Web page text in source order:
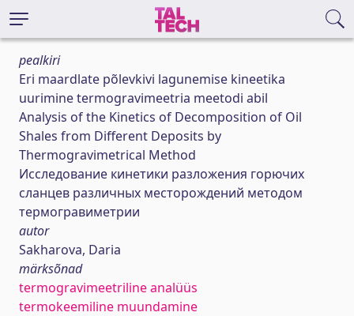
pealkiri
Eri maardlate põlevkivi lagunemise kineetika
uurimine termogravimeetria meetodi abil
Analysis of the Kinetics of Decomposition of Oil
Shales from Different Deposits by
Thermogravimetrical Method
Исследование кинетики разложения горючих
сланцев различных месторождений методом
термогравиметрии
autor
Sakharova, Daria
märksõnad
termogravimeetriline analüüs
termokeemiline muundamine